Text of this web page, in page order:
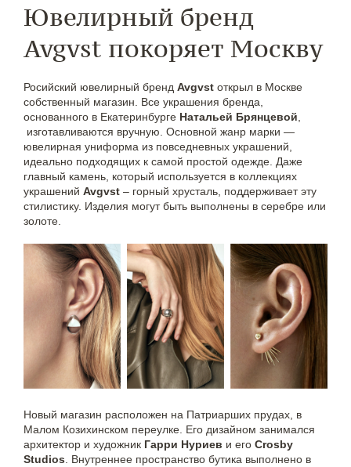
Ювелирный бренд
Avgvst покоряет Москву
Росийский ювелирный бренд Avgvst открыл в Москве
собственный магазин. Все украшения бренда,
основанного в Екатеринбурге Натальей Брянцевой
изготавливаются вручную. Основной жанр марки —
ювелирная униформа из повседневных украшений,
идеально подходящих к самой простой одежде. Даже
главный камень, который используется в коллекциях
украшений Avgvst – горный хрусталь, поддерживает эту
стилистику. Изделия могут быть выполнены в серебре или
золоте.
Новый магазин расположен на Патриарших прудах, в
Малом Козихинском переулке. Его дизайном занимался
архитектор и художник Гарри Нуриев и его Crosby
Studios. Внутреннее пространство бутика выполнено в